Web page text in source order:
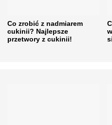
Co zrobić z nadmiarem
cukinii? Najlepsze
przetwory z cukinii!